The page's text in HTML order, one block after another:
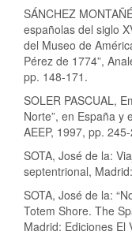
SÁNCHEZ
españolas del siglo
del Museo de
Pérez de 1774”,
pp. 148-171.
SOLER PASCUAL,
Norte”, en España y
AEEP, 1997, pp.
SOTA, José de la:
septentrional,
SOTA, José de la:
Totem Shore. The
Madrid: Ediciones El